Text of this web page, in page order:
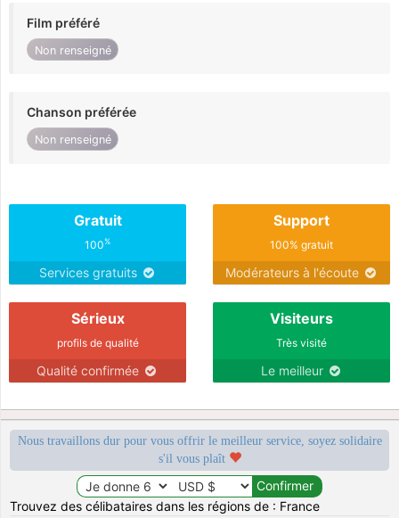
Film préféré
Non renseigné
Chanson préférée
Non renseigné
Gratuit
100%
Services gratuits
Support
100% gratuit
Modérateurs à l'écoute
Sérieux
profils de qualité
Qualité confirmée
Visiteurs
Très visité
Le meilleur
Nous travaillons dur pour vous offrir le meilleur service, soyez solidaire
s'il vous plaît
Trouvez des célibataires dans les régions de : France